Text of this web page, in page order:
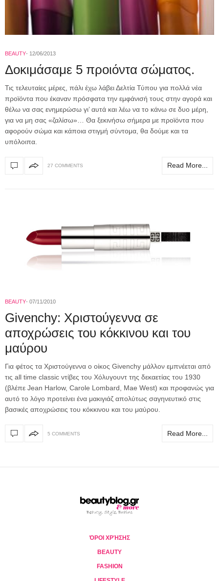
BEAUTY 12/06/2013
Δοκιμάσαμε 5 προιόντα σώματος.
Τις τελευταίες μέρες, πάλι έχω λάβει Δελτία Τύπου για πολλά νέα
προϊόντα που έκαναν πρόσφατα την εμφάνισή τους στην αγορά και
θέλω να σας ενημερώσω γι’ αυτά και λέω να το κάνω σε δυο μέρη,
για να μη σας «ζαλίσω»… Θα ξεκινήσω σήμερα με προϊόντα που
αφορούν σώμα και κάποια στιγμή σύντομα, θα δούμε και τα
υπόλοιπα.
27 COMMENTS Read More...
BEAUTY 07/11/2010
Givenchy: Χριστούγεννα σε
αποχρώσεις του κόκκινου και του
μαύρου
Για φέτος τα Χριστούγεννα ο οίκος Givenchy μάλλον εμπνέεται από
τις all time classic ντίβες του Χόλυγουντ της δεκαετίας του 1930
(βλέπε Jean Harlow, Carole Lombard, Mae West) και προφανώς για
αυτό το λόγο προτείνει ένα μακιγιάζ απολύτως σαγηνευτικό στις
βασικές αποχρώσεις του κόκκινου και του μαύρου.
5 COMMENTS Read More...
ΌΡΟΙ ΧΡΉΣΗΣ
BEAUTY
FASHION